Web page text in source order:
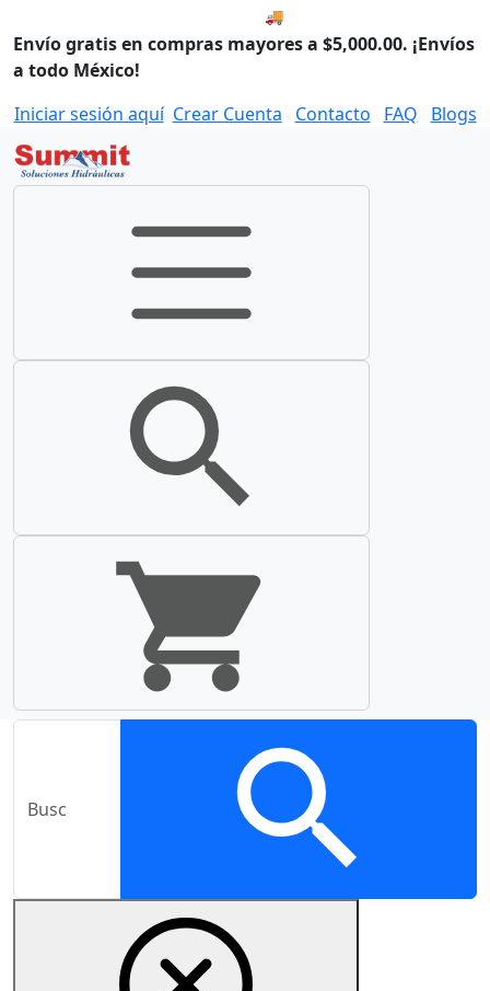
🚚 Envío el Lunes, 10 de
Envío gratis en compras mayores a $5,000.00. ¡Envíos
a todo México!
Iniciar sesión aquí Crear Cuenta Contacto FAQ Blogs